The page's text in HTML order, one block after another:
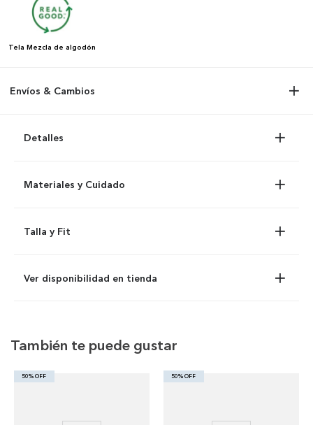
Tela Mezcla de algodón
Envíos & Cambios
Detalles
Materiales y Cuidado
Talla y Fit
Ver disponibilidad en tienda
También te puede gustar
50% OFF 50% OFF